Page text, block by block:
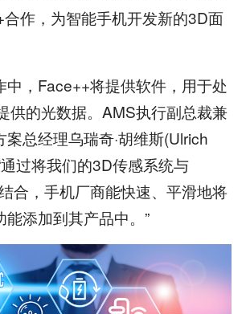
作，为智能手机开发新的3D面
，Face++将提供软件，用于处
供的光数据。AMS执行副总裁兼
总经理乌瑞奇·胡维斯(Ulrich
过将我们的3D传感系统与
合，手机厂商能快速、平滑地将
添加到其产品中。”